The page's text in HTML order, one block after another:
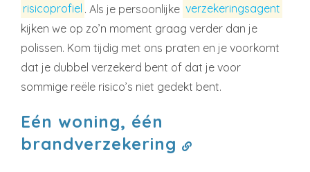
risicoprofiel . Als je persoonlijke verzekeringsagent
kijken we op zo’n moment graag verder dan je
polissen. Kom tijdig met ons praten en je voorkomt
dat je dubbel verzekerd bent of dat je voor
sommige reële risico’s niet gedekt bent.
Eén woning, één
brandverzekering